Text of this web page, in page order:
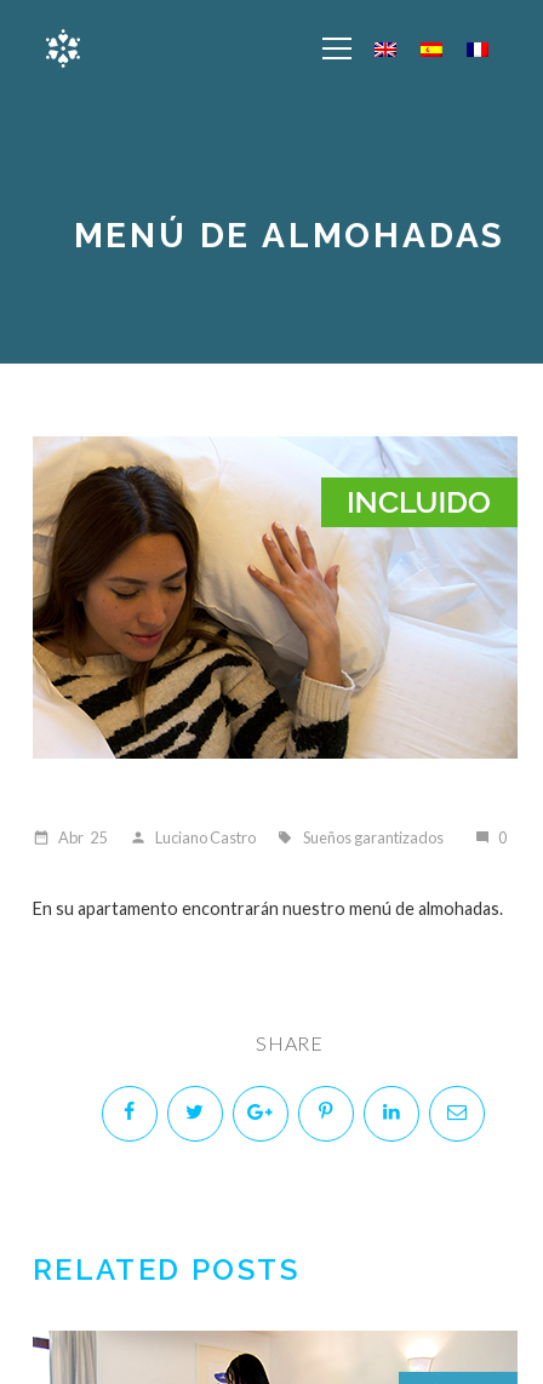
MENÚ DE ALMOHADAS
date_range Abr 25 person Luciano Castro local_offer Sueños garantizados 0
En su apartamento encontrarán nuestro menú de almohadas.
SHARE
RELATED POSTS